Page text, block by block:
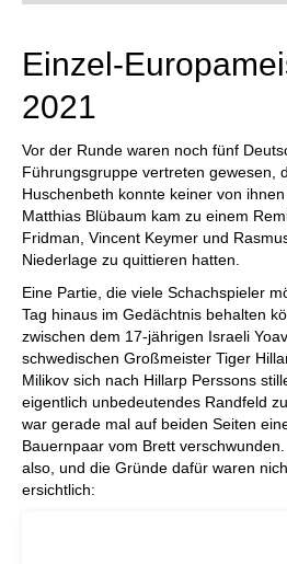
individueller als je zuvor.
Einzel-
2021
Vor der Runde waren noch fünf
Führungsgruppe vertreten gewesen,
Huschenbeth konnte keiner von
Matthias Blübaum kam zu einem
Fridman, Vincent Keymer und
Niederlage zu quittieren hatten.
Eine Partie, die viele Schachspieler
Tag hinaus im Gedächtnis behalten
zwischen dem 17-jährigen Israeli
schwedischen Großmeister Tiger
Milikov sich nach Hillarp Perssons
eigentlich unbedeutendes Randfeld
war gerade mal auf beiden Seiten
Bauernpaar vom Brett
also, und die Gründe dafür waren
ersichtlich: